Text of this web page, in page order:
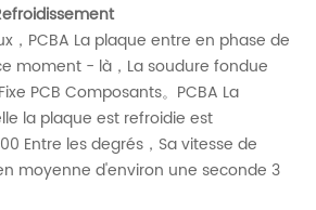
，PCBA La plaque entre en phase de
moment - là，La soudure fondue
PCB Composants。PCBA La
la plaque est refroidie est
Entre les degrés，Sa vitesse de
moyenne d'environ une seconde 3